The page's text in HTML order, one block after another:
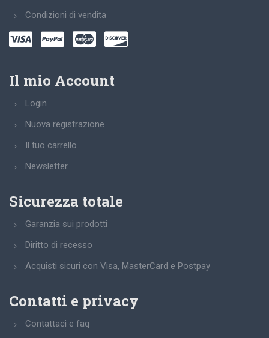
Condizioni di vendita
Il mio Account
Login
Nuova registrazione
Il tuo carrello
Newsletter
Sicurezza totale
Garanzia sui prodotti
Diritto di recesso
Acquisti sicuri con Visa, MasterCard e Postpay
Contatti e privacy
Contattaci e faq